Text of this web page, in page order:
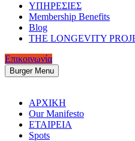
ΥΠΗΡΕΣΙΕΣ
Membership Benefits
Blog
THE LONGEVITY
Επικοινωνία
Burger Menu
ΑΡΧΙΚΗ
Our Manifesto
ΕΤΑΙΡΕΙΑ
Spots